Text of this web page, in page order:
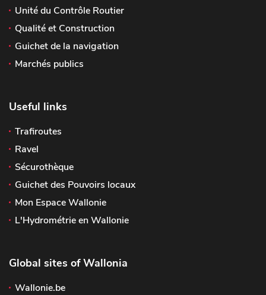
Unité du Contrôle Routier
Qualité et Construction
Guichet de la navigation
Marchés publics
Useful links
Trafiroutes
Ravel
Sécurothèque
Guichet des Pouvoirs locaux
Mon Espace Wallonie
L'Hydrométrie en Wallonie
Global sites of Wallonia
Wallonie.be